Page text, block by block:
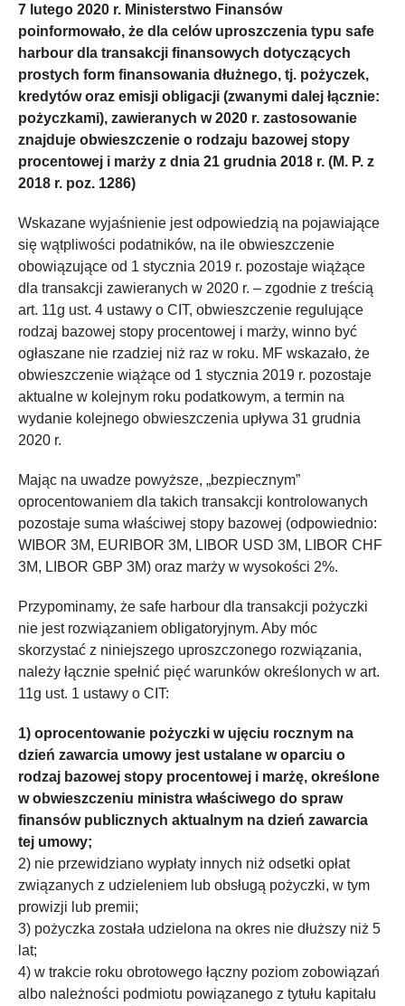
7 lutego 2020 r. Ministerstwo Finansów
poinformowało, że dla celów uproszczenia typu safe
harbour dla transakcji finansowych dotyczących
prostych form finansowania dłużnego, tj. pożyczek,
kredytów oraz emisji obligacji (zwanymi dalej łącznie:
pożyczkami), zawieranych w 2020 r. zastosowanie
znajduje obwieszczenie o rodzaju bazowej stopy
procentowej i marży z dnia 21 grudnia 2018 r. (M. P. z
2018 r. poz. 1286)
Wskazane wyjaśnienie jest odpowiedzią na pojawiające
się wątpliwości podatników, na ile obwieszczenie
obowiązujące od 1 stycznia 2019 r. pozostaje wiążące
dla transakcji zawieranych w 2020 r. – zgodnie z treścią
art. 11g ust. 4 ustawy o CIT, obwieszczenie regulujące
rodzaj bazowej stopy procentowej i marży, winno być
ogłaszane nie rzadziej niż raz w roku. MF wskazało, że
obwieszczenie wiążące od 1 stycznia 2019 r. pozostaje
aktualne w kolejnym roku podatkowym, a termin na
wydanie kolejnego obwieszczenia upływa 31 grudnia
2020 r.
Mając na uwadze powyższe, „bezpiecznym”
oprocentowaniem dla takich transakcji kontrolowanych
pozostaje suma właściwej stopy bazowej (odpowiednio:
WIBOR 3M, EURIBOR 3M, LIBOR USD 3M, LIBOR CHF
3M, LIBOR GBP 3M) oraz marży w wysokości 2%.
Przypominamy, że safe harbour dla transakcji pożyczki
nie jest rozwiązaniem obligatoryjnym. Aby móc
skorzystać z niniejszego uproszczonego rozwiązania,
należy łącznie spełnić pięć warunków określonych w art.
11g ust. 1 ustawy o CIT:
1) oprocentowanie pożyczki w ujęciu rocznym na
dzień zawarcia umowy jest ustalane w oparciu o
rodzaj bazowej stopy procentowej i marżę, określone
w obwieszczeniu ministra właściwego do spraw
finansów publicznych aktualnym na dzień zawarcia
tej umowy;
2) nie przewidziano wypłaty innych niż odsetki opłat
związanych z udzieleniem lub obsługą pożyczki, w tym
prowizji lub premii;
3) pożyczka została udzielona na okres nie dłuższy niż 5
lat;
4) w trakcie roku obrotowego łączny poziom zobowiązań
albo należności podmiotu powiązanego z tytułu kapitału